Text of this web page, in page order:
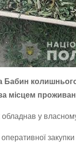
місцем
у